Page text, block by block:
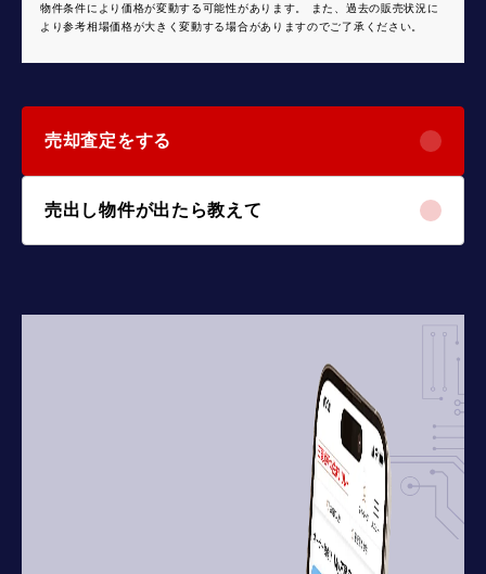
物件条件により価格が変動する可能性があります。 また、過去の販売状況に
より参考相場価格が大きく変動する場合がありますのでご了承ください。
売却査定をする
売出し物件が出たら教えて